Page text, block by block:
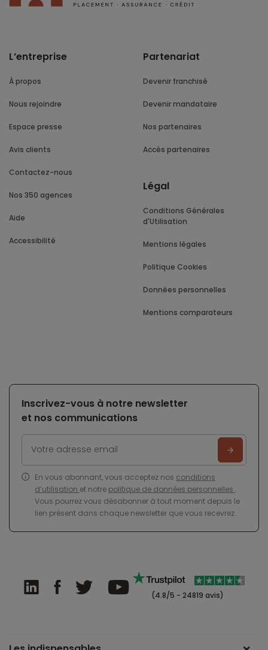
L’entreprise
À propos
Nous rejoindre
Espace presse
Avis clients
Contactez-nous
Nos 350 agences
Aide
Accessibilité
Partenariat
Devenir franchisé
Devenir mandataire
Nos partenaires
Accès partenaires
Légal
Conditions Générales
d'Utilisation
Mentions légales
Politique Cookies
Données personnelles
Mentions comparateurs
Inscrivez-vous à notre newsletter
et nos communications
En vous abonnant, vous acceptez nos conditions
d’utilisation et notre politique de données personnelles .
Vous pourrez vous désabonner à tout moment depuis le
lien présent dans chaque newsletter que vous recevrez.
(4.8/5 - 24819 avis)